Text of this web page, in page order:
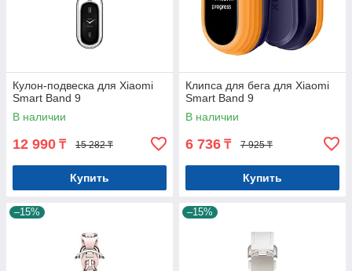
Кулон-подвеска для Xiaomi
Smart Band 9
В наличии
12 990 ₸ 15 282 ₸
Купить
Клипса для бега для Xiaomi
Smart Band 9
В наличии
6 736 ₸ 7 925 ₸
Купить
–15% –15%